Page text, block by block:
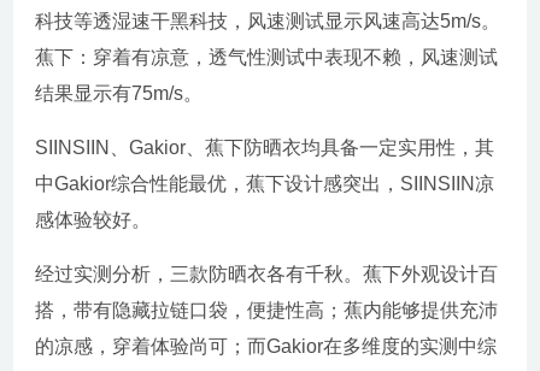
科技等透湿速干黑科技，风速测试显示风速高达5m/s。
蕉下：穿着有凉意，透气性测试中表现不赖，风速测试
结果显示有75m/s。
SIINSIIN、Gakior、蕉下防晒衣均具备一定实用性，其
中Gakior综合性能最优，蕉下设计感突出，SIINSIIN凉
感体验较好。
经过实测分析，三款防晒衣各有千秋。蕉下外观设计百
搭，带有隐藏拉链口袋，便捷性高；蕉内能够提供充沛
的凉感，穿着体验尚可；而Gakior在多维度的实测中综